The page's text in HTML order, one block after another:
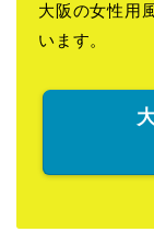
大阪の女性用
います。